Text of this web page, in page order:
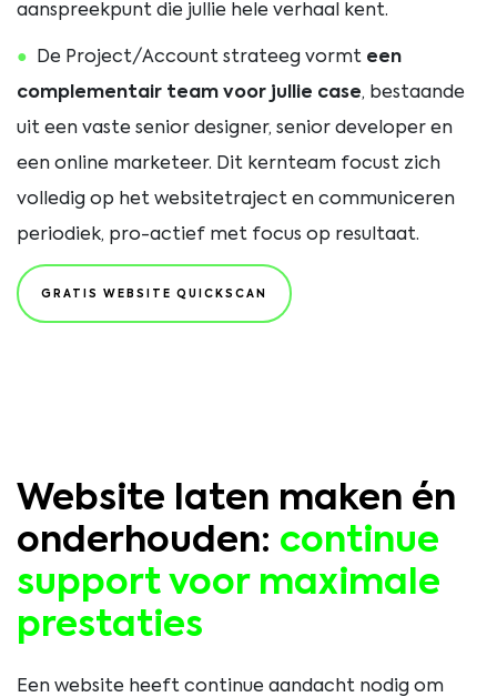
aanspreekpunt die jullie hele verhaal kent.
De Project/Account strateeg vormt een
complementair team voor jullie case, bestaande
uit een vaste senior designer, senior developer en
een online marketeer. Dit kernteam focust zich
volledig op het websitetraject en communiceren
periodiek, pro-actief met focus op resultaat.
GRATIS WEBSITE QUICKSCAN
Website laten maken én
onderhouden: continue
support voor maximale
prestaties
Een website heeft continue aandacht nodig om